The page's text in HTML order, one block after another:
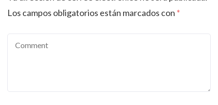
Los campos obligatorios están marcados con *